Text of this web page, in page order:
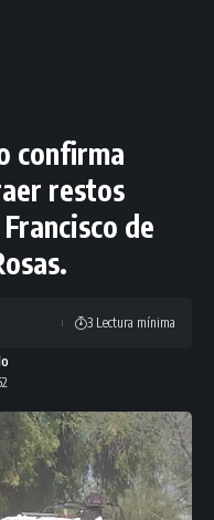
confirma
restos
de
3 Lectura mínima